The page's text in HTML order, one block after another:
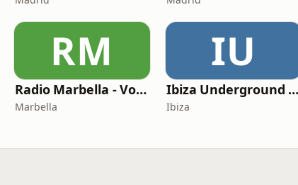
RM
Radio Marbella - Vocal Deep House
Marbella
IU
Ibiza
Ibiza